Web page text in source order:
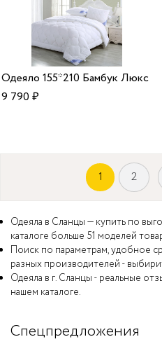
Одеяло 155*210 Бамбук Люкс
9 790₽
1 2
Одеяла в Сланцы — купить по
каталоге больше 51 моделей
Поиск по параметрам, удобное
разных производителей -
Одеяла в г. Сланцы - реальные
нашем каталоге.
Спецпредложения